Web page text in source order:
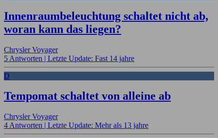
Innenraumbeleuchtung schaltet nicht ab,
woran kann das liegen?
Chrysler Voyager
5 Antworten | Letzte Update: Fast 14 jahre
D
Tempomat schaltet von alleine ab
Chrysler Voyager
4 Antworten | Letzte Update: Mehr als 13 jahre